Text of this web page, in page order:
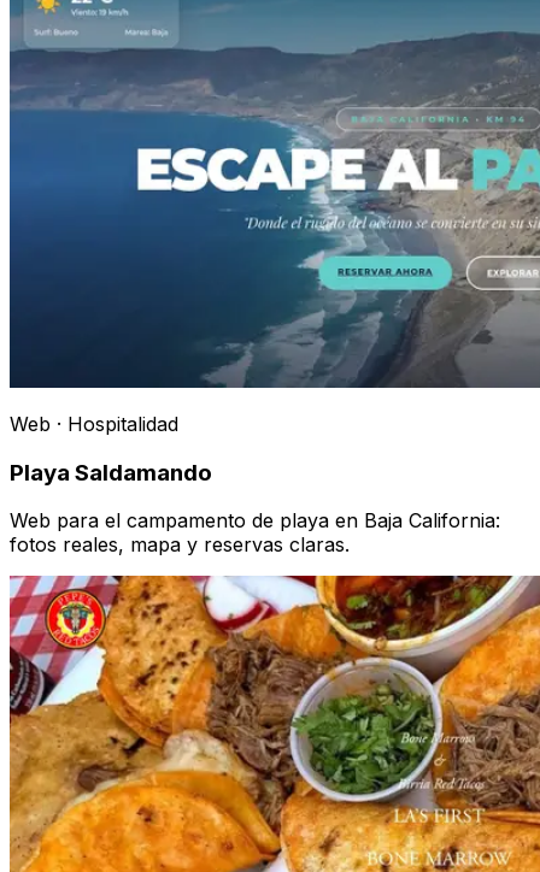
Web · Hospitalidad
Playa Saldamando
Web para el campamento de playa en Baja California:
fotos reales, mapa y reservas claras.